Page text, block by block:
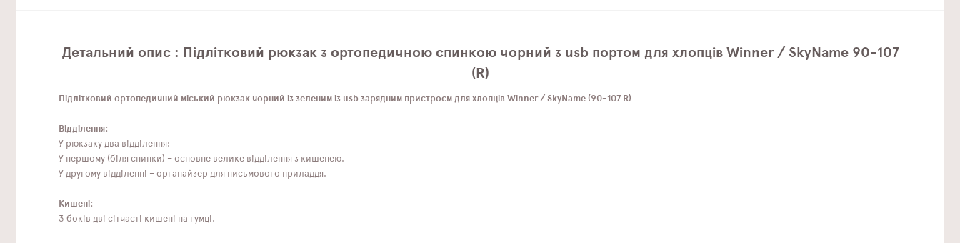
Детальний опис : Підлітковий рюкзак з ортопедичною спинкою чорний з usb портом для хлопців Winner / SkyName 90-107
(R)
Підлітковий ортопедичний міський рюкзак чорний із зеленим із usb зарядним пристроєм для хлопців Winner / SkyName (90-107 R)
Відділення:
У рюкзаку два відділення:
У першому (біля спинки) – основне велике відділення з кишенею.
У другому відділенні – органайзер для письмового приладдя.
Кишені:
З боків дві сітчасті кишені на гумці.